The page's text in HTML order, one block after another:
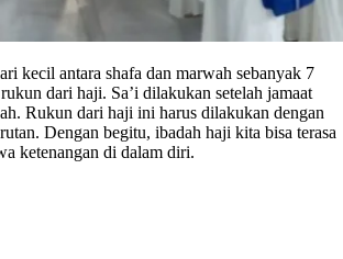
kecil antara shafa dan marwah sebanyak 7
dari haji. Sa’i dilakukan setelah jamaat
Rukun dari haji ini harus dilakukan dengan
Dengan begitu, ibadah haji kita bisa terasa
ketenangan di dalam diri.